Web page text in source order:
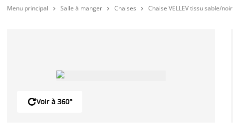
Menu principal  Salle à manger  Chaises  Chaise VELLEV tissu sable/noir
Voir à 360°